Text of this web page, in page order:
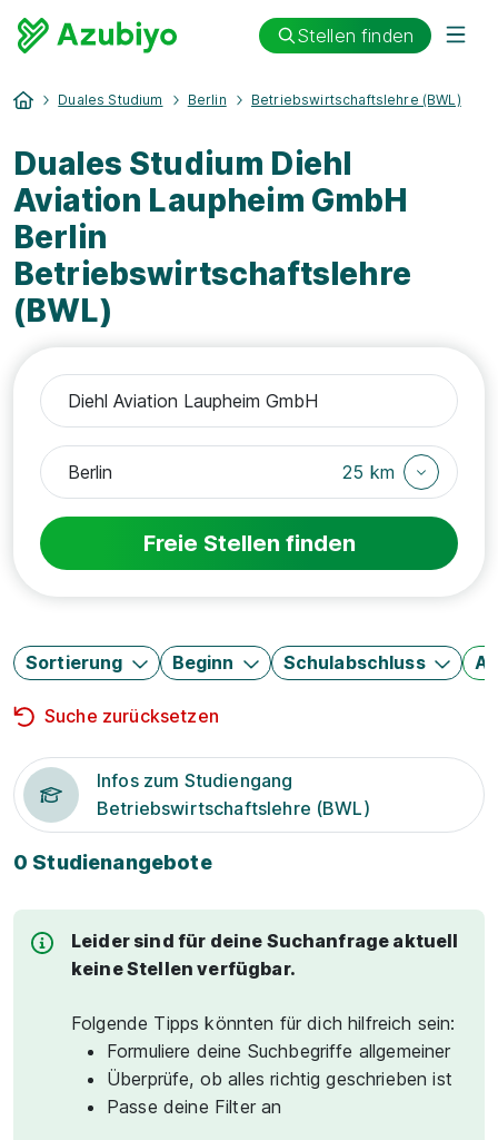
Stellen finden
Duales Studium Berlin Betriebswirtschaftslehre (BWL)
Duales Studium Diehl
Aviation Laupheim GmbH
Berlin
Betriebswirtschaftslehre
(BWL)
25 km
Freie Stellen finden
Sortierung Beginn Schulabschluss
Suche zurücksetzen
Infos zum Studiengang
Betriebswirtschaftslehre (BWL)
0 Studienangebote
Leider sind für deine Suchanfrage aktuell
keine Stellen verfügbar.
Folgende Tipps könnten für dich hilfreich sein:
Formuliere deine Suchbegriffe allgemeiner
Überprüfe, ob alles richtig geschrieben ist
Passe deine Filter an